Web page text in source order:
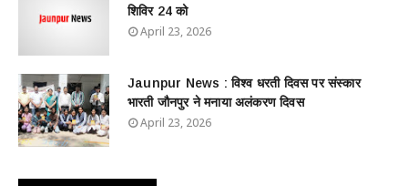
शिविर 24 को
April 23, 2026
Jaunpur News : विश्व धरती दिवस पर संस्कार
भारती जौनपुर ने मनाया अलंकरण दिवस
April 23, 2026